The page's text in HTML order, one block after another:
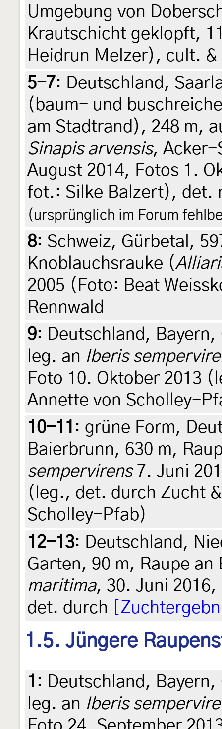
Umgebung von
Krautschicht geklopft,
Heidrun Melzer), cult.
5-7: Deutschland,
(baum- und
am Stadtrand), 248 m,
Sinapis arvensis, Acker-
August 2014, Fotos 1.
fot.: Silke Balzert), det.
(ursprünglich im Forum
8: Schweiz, Gürbetal,
Knoblauchsrauke (
2005 (Foto: Beat
Rennwald
9: Deutschland,
leg. an Iberis
Foto 10. Oktober 2013
Annette von Scholley-
10-11 : grüne Form,
Baierbrunn, 630 m,
sempervirens7. Juni
(leg., det. durch Zucht
Scholley-Pfab)
12-13: Deutschland,
Garten, 90 m, Raupe
maritima, 30. Juni
det. durch
1.5. Jüngere
1 : Deutschland,
leg. an Iberis